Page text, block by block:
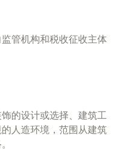
管机构和税收征收主体
的设计或选择、建筑工
人造环境，范围从建筑